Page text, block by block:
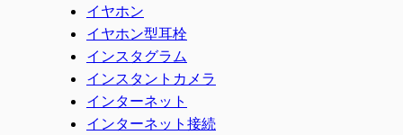
イヤホン
イヤホン型耳栓
インスタグラム
インスタントカメラ
インターネット
インターネット接続